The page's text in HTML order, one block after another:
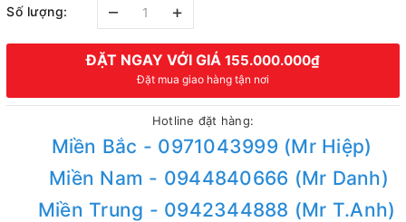
Số lượng: – +
ĐẶT NGAY VỚI GIÁ 155.000.000₫
Đặt mua giao hàng tận nơi
Hotline đặt hàng:
Miền Bắc - 0971043999 (Mr Hiệp)
Miền Nam - 0944840666 (Mr Danh)
Miền Trung - 0942344888 (Mr T.Anh)